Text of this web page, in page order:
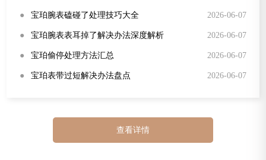
● 宝珀腕表磕碰了处理技巧大全 2026-06-07
● 宝珀腕表表耳掉了解决办法深度解析 2026-06-07
● 宝珀偷停处理方法汇总 2026-06-07
● 宝珀表带过短解决办法盘点 2026-06-07
查看详情